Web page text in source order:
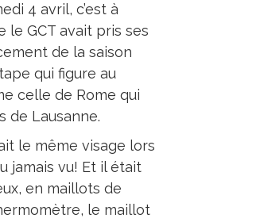
4 avril, c’est à
le GCT avait pris ses
de la saison
qui figure au
celle de Rome qui
de Lausanne.
le même visage lors
jamais vu! Et il était
en maillots de
le maillot